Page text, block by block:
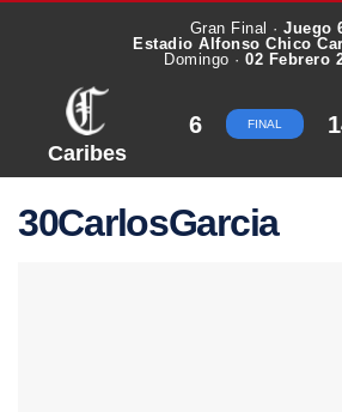
Gran Final · Juego
Estadio Alfonso Chico
Domingo ·02 Febrero
Caribes
6 FINAL
30CarlosGarcia